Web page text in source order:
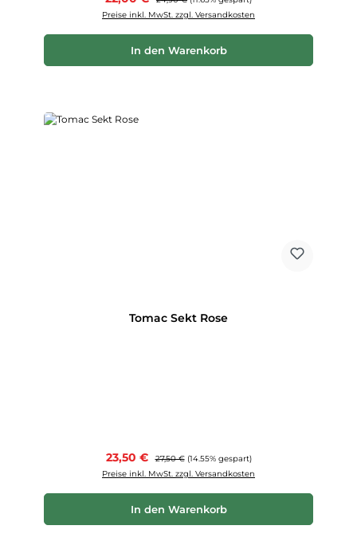
Preise inkl. MwSt. zzgl. Versandkosten
In den Warenkorb
Tomac Sekt Rose
Verkaufspreis:
23,50 € Regulärer Preis:
27,50 € (14.55% gespart)
Preise inkl. MwSt. zzgl. Versandkosten
In den Warenkorb